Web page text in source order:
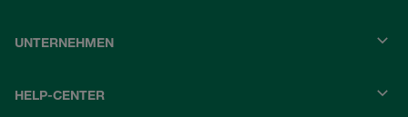
UNTERNEHMEN
HELP-CENTER